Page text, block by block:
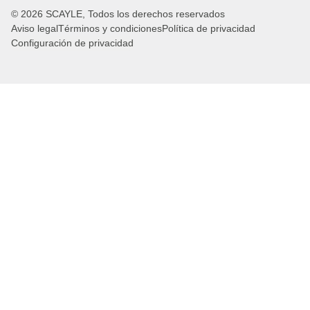
© 2026 SCAYLE, Todos los derechos reservados
Aviso legalTérminos y condicionesPolítica de privacidad
Configuración de privacidad